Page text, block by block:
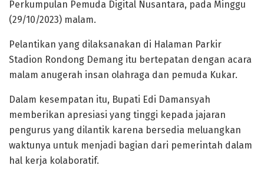
Perkumpulan Pemuda Digital Nusantara, pada Minggu
(29/10/2023) malam.
Pelantikan yang dilaksanakan di Halaman Parkir
Stadion Rondong Demang itu bertepatan dengan acara
malam anugerah insan olahraga dan pemuda Kukar.
Dalam kesempatan itu, Bupati Edi Damansyah
memberikan apresiasi yang tinggi kepada jajaran
pengurus yang dilantik karena bersedia meluangkan
waktunya untuk menjadi bagian dari pemerintah dalam
hal kerja kolaboratif.